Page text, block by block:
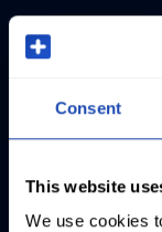
Consent
This website
We use cookies